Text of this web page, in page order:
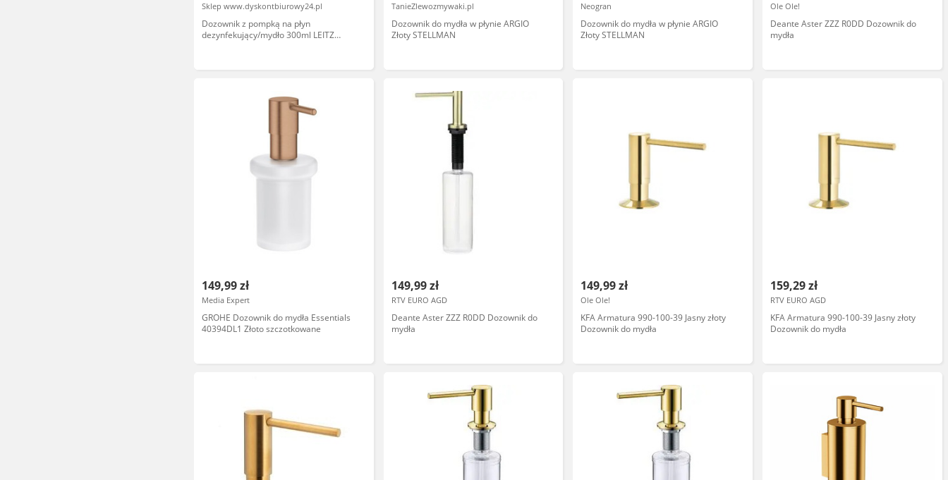
Sklep www.dyskontbiurowy24.pl
Dozownik z pompką na płyn
dezynfekujący/mydło 300ml LEITZ
TanieZlewozmywaki.pl
Dozownik do mydła w płynie ARGIO
Złoty STELLMAN
Neogran
Dozownik do mydła w płynie ARGIO
Złoty STELLMAN
Ole Ole!
Deante Aster ZZZ R0DD Dozownik do
mydła
149,99 zł
Media Expert
GROHE Dozownik do mydła Essentials
40394DL1 Złoto szczotkowane
149,99 zł
RTV EURO AGD
Deante Aster ZZZ R0DD Dozownik do
mydła
149,99 zł
Ole Ole!
KFA Armatura 990-100-39 Jasny złoty
Dozownik do mydła
159,29 zł
RTV EURO AGD
KFA Armatura 990-100-39 Jasny złoty
Dozownik do mydła